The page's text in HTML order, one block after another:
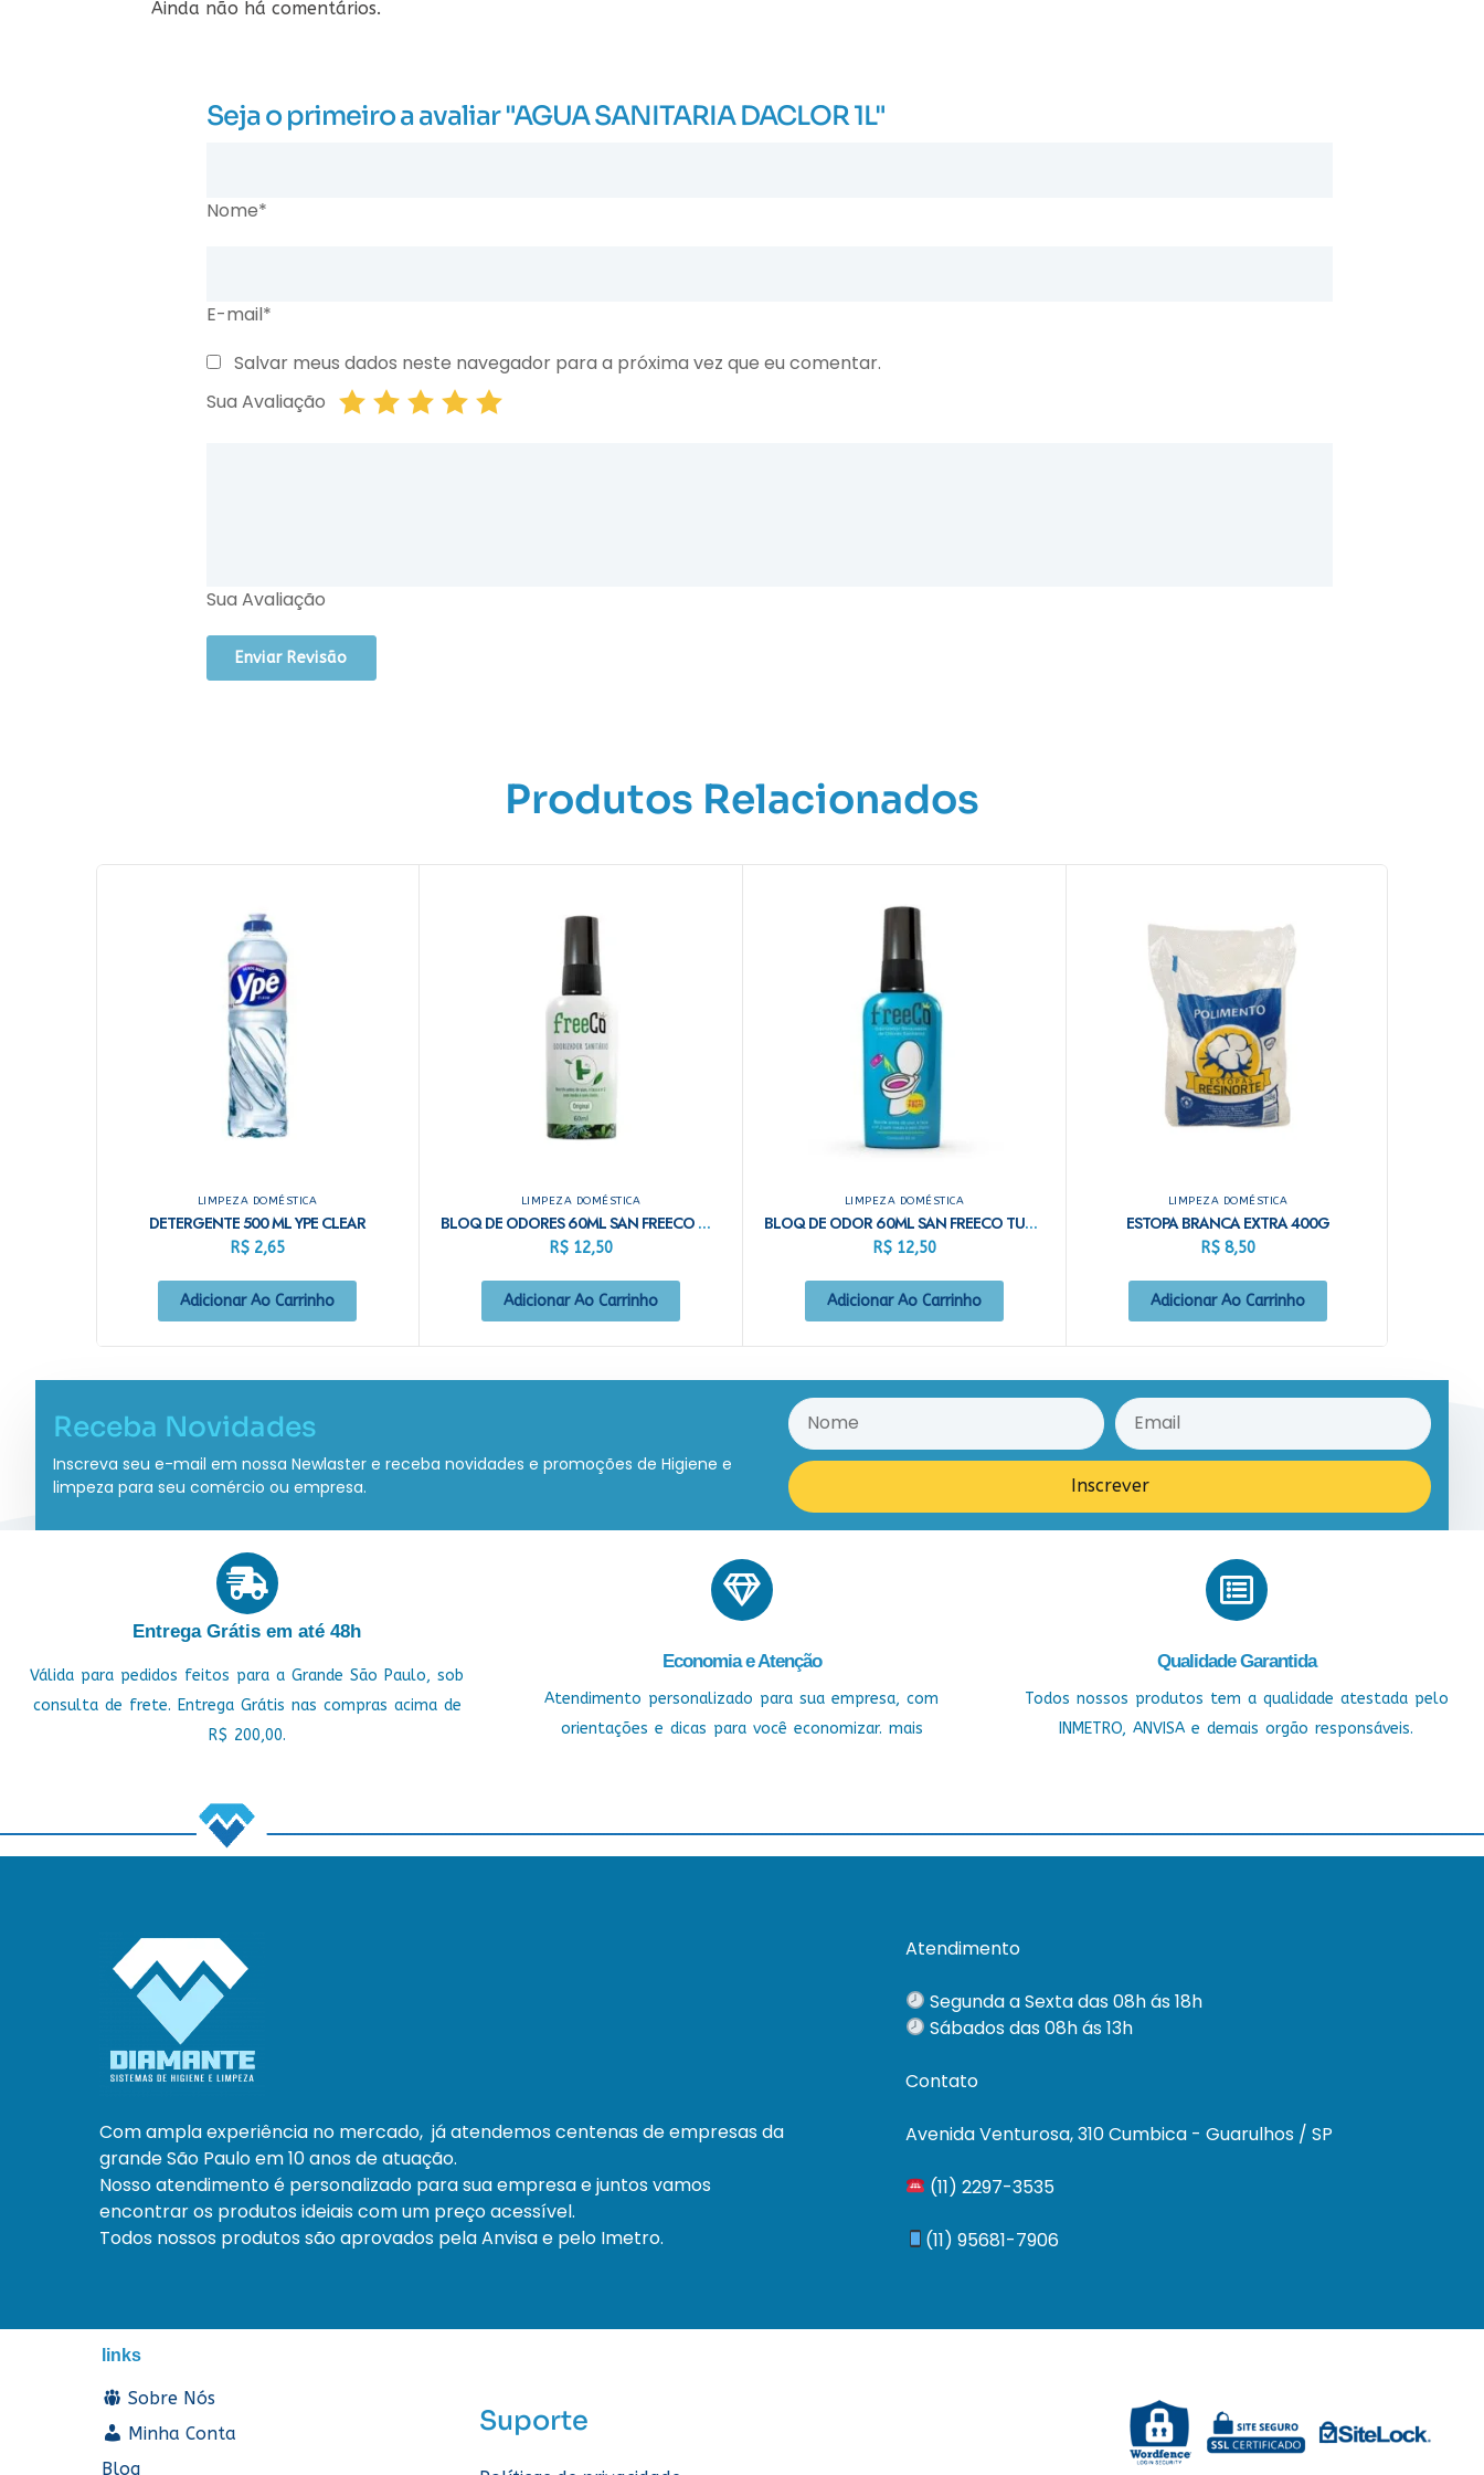
Ainda não há comentários.
Seja o primeiro a avaliar "AGUA SANITARIA DACLOR 1L"
Nome*
E-mail*
Salvar meus dados neste navegador para a próxima vez que eu comentar.
Sua Avaliação
Sua Avaliação
Produtos Relacionados
LIMPEZA DOMÉSTICA
DETERGENTE 500 ML YPE CLEAR
R$2,65
Adicionar Ao Carrinho
LIMPEZA DOMÉSTICA
BLOQ DE ODORES 60ML SAN FREECO ORIGINAL
R$12,50
Adicionar Ao Carrinho
LIMPEZA DOMÉSTICA
BLOQ DE ODOR 60ML SAN FREECO TUTTI FRUTI
R$12,50
Adicionar Ao Carrinho
LIMPEZA DOMÉSTICA
ESTOPA BRANCA EXTRA 400G
R$8,50
Adicionar Ao Carrinho
Receba Novidades
Inscreva seu e-mail em nossa Newlaster e receba novidades e promoções de Higiene e
limpeza para seu comércio ou empresa.
Inscrever
Entrega Grátis em até 48h
Válida para pedidos feitos para a Grande São Paulo, sob
consulta de frete. Entrega Grátis nas compras acima de
R$ 200,00.
Economia e Atenção
Atendimento personalizado para sua empresa, com
orientações e dicas para você economizar. mais
Qualidade Garantida
Todos nossos produtos tem a qualidade atestada pelo
INMETRO, ANVISA e demais orgão responsáveis.
Com ampla experiência no mercado, já atendemos centenas de empresas da
grande São Paulo em 10 anos de atuação.
Nosso atendimento é personalizado para sua empresa e juntos vamos
encontrar os produtos ideiais com um preço acessível.
Todos nossos produtos são aprovados pela Anvisa e pelo Imetro.
Atendimento
Segunda a Sexta das 08h ás 18h
Sábados das 08h ás 13h
Contato
Avenida Venturosa, 310 Cumbica - Guarulhos / SP
(11) 2297-3535
(11) 95681-7906
links
Sobre Nós
Minha Conta
Blog
Suporte